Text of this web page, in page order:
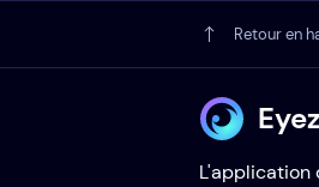
Retour en
L'application